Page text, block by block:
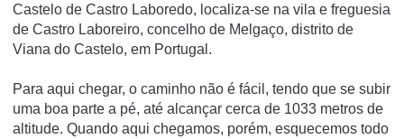
Castelo de Castro Laboredo, localiza-se na vila e freguesia
de Castro Laboreiro, concelho de Melgaço, distrito de
Viana do Castelo, em Portugal.
Para aqui chegar, o caminho não é fácil, tendo que se subir
uma boa parte a pé, até alcançar cerca de 1033 metros de
altitude. Quando aqui chegamos, porém, esquecemos todo